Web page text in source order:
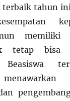
terbaik tahun
memiliki
tetap bisa
Beasiswa